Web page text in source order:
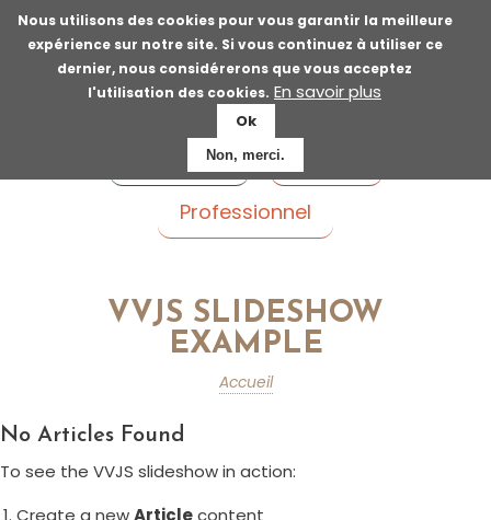
Nous utilisons des cookies pour vous garantir la meilleure
expérience sur notre site. Si vous continuez à utiliser ce
dernier, nous considérerons que vous acceptez
l'utilisation des cookies. En savoir plus
Ok
Non, merci.
Aller
au
contenu
principal
Voyageur
Professionnel
VVJS SLIDESHOW
EXAMPLE
d'Ariane
Accueil
No Articles Found
To see the VVJS slideshow in action:
Create a newArticlecontent